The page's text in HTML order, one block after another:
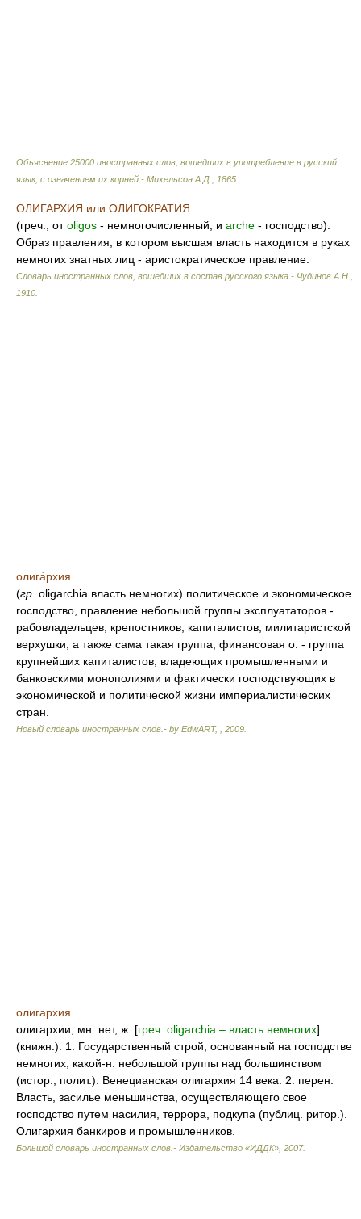
Объяснение 25000 иностранных слов, вошедших в употребление в русский
язык, с означением их корней.- Михельсон А.Д.
1865
ОЛИГАРХИЯ или ОЛИГОКРАТИЯ
(греч., отoligos - немногочисленный, и arche - господство).
Образ правления, в котором высшая власть находится в руках
немногих знатных лиц - аристократическое правление.
Словарь иностранных слов, вошедших в состав русского языка.- Чудинов А.Н.
1910
олига́рхия
(гр. oligarchia власть немногих) политическое и экономическое
господство, правление небольшой группы эксплуататоров -
рабовладельцев, крепостников, капиталистов, милитаристской
верхушки, а также сама такая группа; финансовая о. - группа
крупнейших капиталистов, владеющих промышленными и
банковскими монополиями и фактически господствующих в
экономической и политической жизни империалистических
стран.
Новый словарь иностранных слов.- by EdwART, 2009
олигархия
олигархии, мн. нет, ж. [греч. oligarchia – власть немногих]
(книжн.). 1. Государственный строй, основанный на господстве
немногих, какой-н. небольшой группы над большинством
(истор., полит.). Венецианская олигархия 14 века. 2. перен.
Власть, засилье меньшинства, осуществляющего свое
господство путем насилия, террора, подкупа (публиц. ритор.).
Олигархия банкиров и промышленников.
Большой словарь иностранных слов.- Издательство «ИДДК» 2007.